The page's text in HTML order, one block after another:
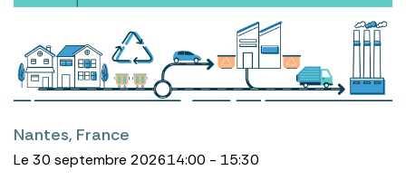
Nantes, France
Le 30 septembre 202614:00 - 15:30